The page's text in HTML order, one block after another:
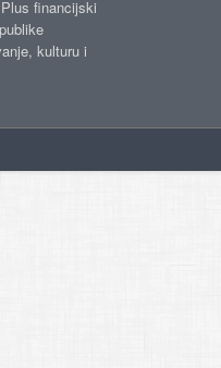
financijski
kulturu i